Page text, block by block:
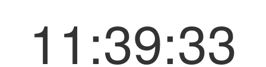
11:39:33